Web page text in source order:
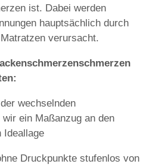
ist. Dabei werden
hauptsächlich durch
verursacht.
wechselnden
ein Maßanzug an den
Ideallage
Druckpunkte stufenlos von